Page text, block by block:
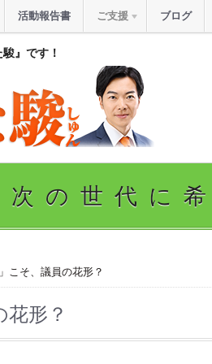
』です！
活動報告書 ご支援 ブログ
次の世代に
こそ、議員の花形？
花形？